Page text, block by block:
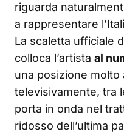
riguarda
a rappresentare
La scaletta ufficiale
colloca l’artista al
una posizione molto
televisivamente, tra
porta in onda nel
ridosso dell’ultima